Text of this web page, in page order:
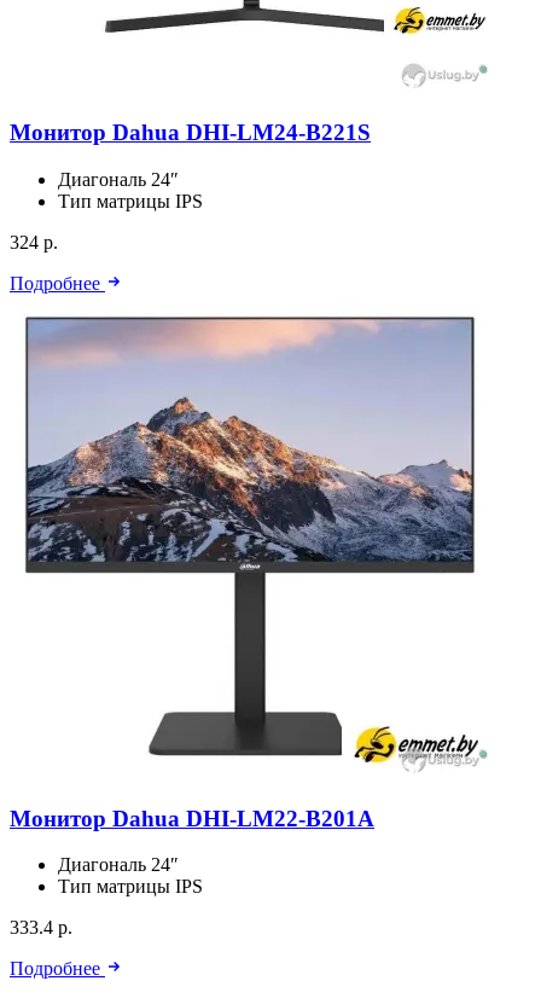
Монитор Dahua DHI-LM24-B221S
Диагональ 24″
Тип матрицы IPS
324 р.
Подробнее
Монитор Dahua DHI-LM22-B201A
Диагональ 24″
Тип матрицы IPS
333.4 р.
Подробнее